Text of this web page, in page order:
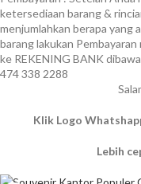
ketersediaan barang &
menjumlahkan berapa yang
barang lakukan
ke REKENING BANK
474 338 2288
Klik Logo
Lebih